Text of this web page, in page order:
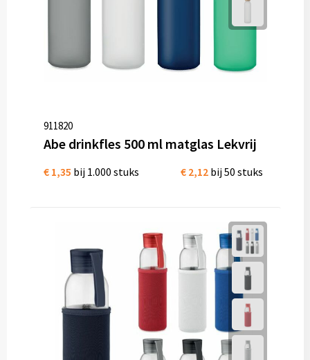
911820
Abe drinkfles 500 ml matglas Lekvrij
€ 1,35 bij 1.000 stuks € 2,12 bij 50 stuks